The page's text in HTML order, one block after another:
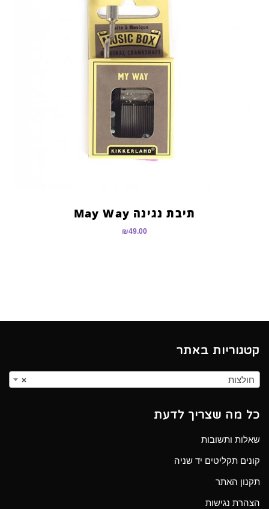
תיבת נגינה May Way
₪49.00
קטגוריות באתר
× חולצות
כל מה שצריך לדעת
שאלות ותשובות
קונים תקליטים יד שניה
תקנון האתר
הצהרת נגישות